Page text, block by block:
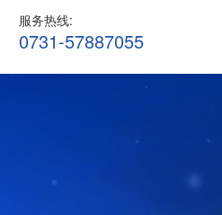
服务热线:
0731-57887055